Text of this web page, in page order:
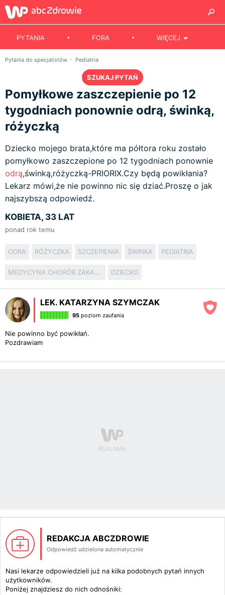
PYTANIA FORA WIĘCEJ
Pytania do specjalistów Pediatria
SZUKAJ PYTAŃ
Pomyłkowe zaszczepienie po 12
tygodniach ponownie odrą, świnką,
różyczką
Dziecko mojego brata,które ma półtora roku zostało
pomyłkowo zaszczepione po 12 tygodniach ponownie
odrą,świnką,różyczką-PRIORIX.Czy będą powikłania?
Lekarz mówi,że nie powinno nic się dziać.Proszę o jak
najszybszą odpowiedź.
KOBIETA, 33 LAT
ponad rok temu
ODRA RÓŻYCZKA SZCZEPIENIA ŚWINKA PEDIATRIA
MEDYCYNA CHORÓB ZAKAŹNYCH DZIECKO
LEK. KATARZYNA SZYMCZAK
95 poziom zaufania
Nie powinno być powikłań.
Pozdrawiam
REDAKCJA ABCZDROWIE
Odpowiedź udzielona automatycznie
Nasi lekarze odpowiedzieli już na kilka podobnych pytań innych
użytkowników.
Poniżej znajdziesz do nich odnośniki: